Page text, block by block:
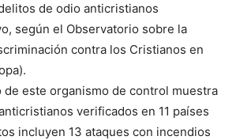
de odio anticristianos
según el Observatorio sobre la
contra los Cristianos en
de este organismo de control muestra
verificados en 11 países
incluyen 13 ataques con incendios